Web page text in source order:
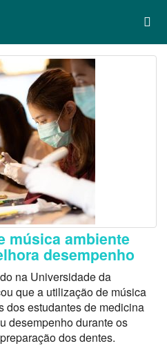
música ambiente
desempenho
na Universidade da
que a utilização de música
dos estudantes de medicina
desempenho durante os
dos dentes.